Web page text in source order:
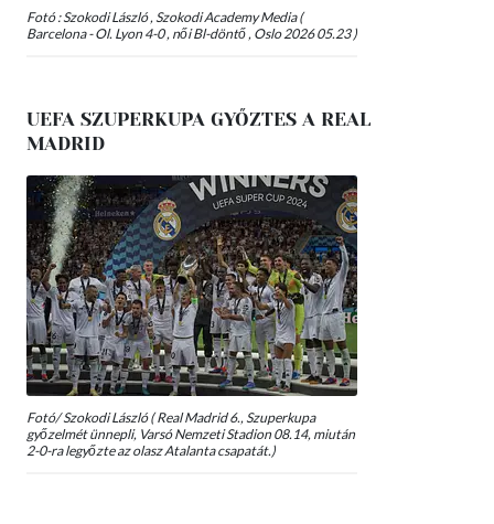
Fotó : Szokodi László , Szokodi Academy Media (
Barcelona - Ol. Lyon 4-0 , női Bl-döntő , Oslo 2026 05.23 )
UEFA SZUPERKUPA GYŐZTES A REAL
MADRID
Fotó/ Szokodi László ( Real Madrid 6., Szuperkupa
győzelmét ünnepli, Varsó Nemzeti Stadion 08.14, miután
2-0-ra legyőzte az olasz Atalanta csapatát.)